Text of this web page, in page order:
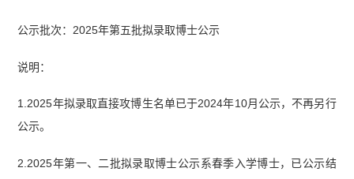
公示批次：2025年第五批拟录取博士公示
说明：
1.2025年拟录取直接攻博生名单已于2024年10月公示，不再另行
公示。
2.2025年第一、二批拟录取博士公示系春季入学博士，已公示结